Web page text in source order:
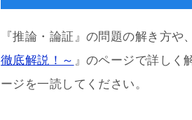
『推論・論証』の問題の解き方や
徹底解説！～ 』のページで詳しく
ージを一読してください。